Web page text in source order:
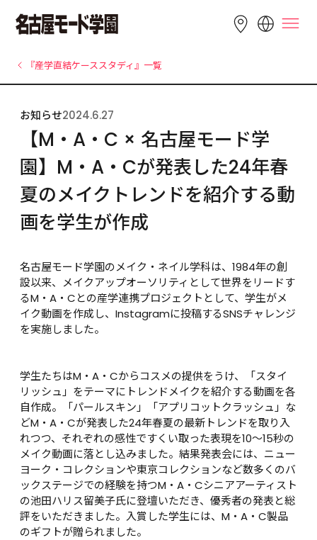
English 简体中文 繁體中文
한국어 Tiếng Việt
Indonesia
『産学直結ケーススタディ』一覧
お知らせ2024.6.27
【M・A・C × 名古屋モード学
園】M・A・Cが発表した24年春
夏のメイクトレンドを紹介する動
画を学生が作成
名古屋モード学園のメイク・ネイル学科は、1984年の創
設以来、メイクアップオーソリティとして世界をリードす
るM・A・Cとの産学連携プロジェクトとして、学生がメ
イク動画を作成し、Instagramに投稿するSNSチャレンジ
を実施しました。
学生たちはM・A・Cからコスメの提供をうけ、「スタイ
リッシュ」をテーマにトレンドメイクを紹介する動画を各
自作成。「パールスキン」「アプリコットクラッシュ」な
どM・A・Cが発表した24年春夏の最新トレンドを取り入
れつつ、それぞれの感性ですくい取った表現を10～15秒の
メイク動画に落とし込みました。結果発表会には、ニュー
ヨーク・コレクションや東京コレクションなど数多くのバ
ックステージでの経験を持つM・A・Cシニアアーティスト
の池田ハリス留美子氏に登壇いただき、優秀者の発表と総
評をいただきました。入賞した学生には、M・A・C製品
のギフトが贈られました。